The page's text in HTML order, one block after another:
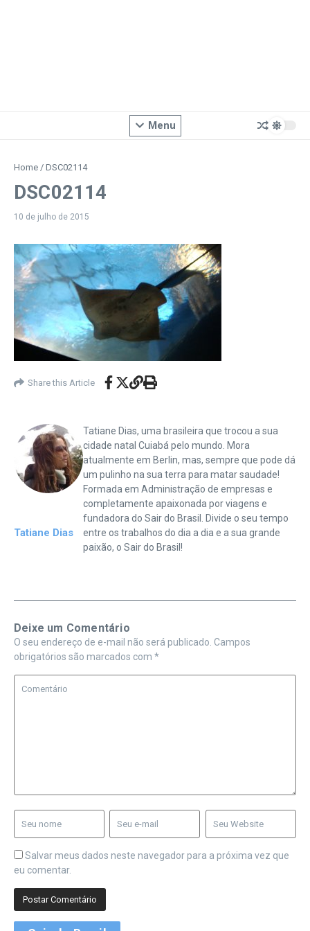
Menu
Home / DSC02114
DSC02114
10 de julho de 2015
Share this Article
Tatiane Dias
Tatiane Dias, uma brasileira que trocou a sua
cidade natal Cuiabá pelo mundo. Mora
atualmente em Berlin, mas, sempre que pode dá
um pulinho na sua terra para matar saudade!
Formada em Administração de empresas e
completamente apaixonada por viagens e
fundadora do Sair do Brasil. Divide o seu tempo
entre os trabalhos do dia a dia e a sua grande
paixão, o Sair do Brasil!
Deixe um Comentário
O seu endereço de e-mail não será publicado. Campos
obrigatórios são marcados com *
Salvar meus dados neste navegador para a próxima vez que
eu comentar.